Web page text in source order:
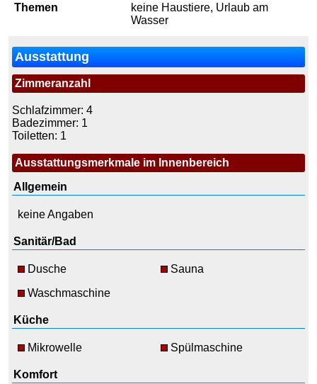
Themen
keine Haustiere, Urlaub am
Wasser
Ausstattung
Zimmeranzahl
Schlafzimmer: 4
Badezimmer: 1
Toiletten: 1
Ausstattungsmerkmale im Innenbereich
Allgemein
keine Angaben
Sanitär/Bad
Dusche
Sauna
Waschmaschine
Küche
Mikrowelle Spülmaschine
Komfort